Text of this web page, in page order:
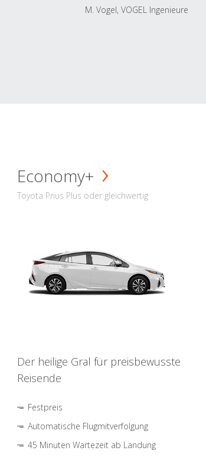
M. Vogel, VOGEL Ingenieure
Economy+
Toyota Prius Plus oder gleichwertig
Der heilige Gral für preisbewusste
Reisende
Festpreis
Automatische Flugmitverfolgung
45 Minuten Wartezeit ab Landung